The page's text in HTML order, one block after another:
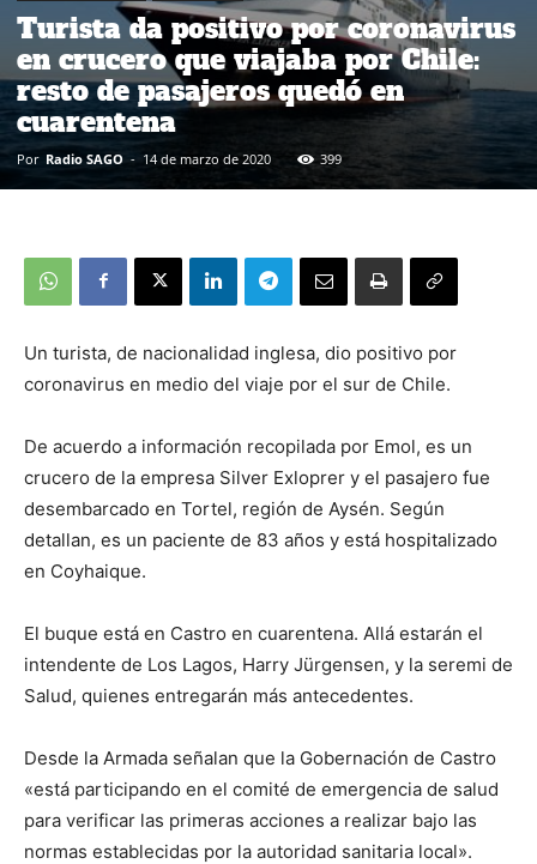
Turista da positivo por coronavirus
en crucero que viajaba por Chile:
resto de pasajeros quedó en
cuarentena
Por Radio SAGO - 14 de marzo de 2020 399
Un turista, de nacionalidad inglesa, dio positivo por
coronavirus en medio del viaje por el sur de Chile.
De acuerdo a información recopilada por Emol, es un
crucero de la empresa Silver Exloprer y el pasajero fue
desembarcado en Tortel, región de Aysén. Según
detallan, es un paciente de 83 años y está hospitalizado
en Coyhaique.
El buque está en Castro en cuarentena. Allá estarán el
intendente de Los Lagos, Harry Jürgensen, y la seremi de
Salud, quienes entregarán más antecedentes.
Desde la Armada señalan que la Gobernación de Castro
«está participando en el comité de emergencia de salud
para verificar las primeras acciones a realizar bajo las
normas establecidas por la autoridad sanitaria local».